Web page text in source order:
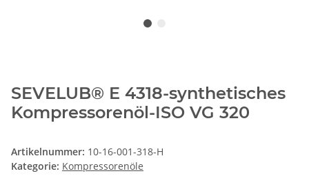
SEVELUB® E 4318-synthetisches
Kompressorenöl-ISO VG 320
Artikelnummer: 10-16-001-318-H
Kategorie: Kompressorenöle